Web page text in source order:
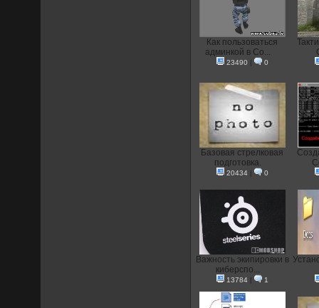
Как пользоваться
админкой в Co...
23490 | 0
Базовая стрелковая
подготовка.
20434| 0
Важность экипировки в
киберспо...
13784| 1